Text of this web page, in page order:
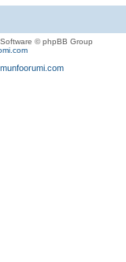
© phpBB Group
munfoorumi.com